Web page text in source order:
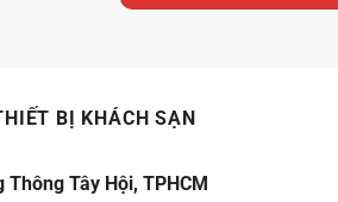
BỊ KHÁCH SẠN
Tây Hội, TPHCM